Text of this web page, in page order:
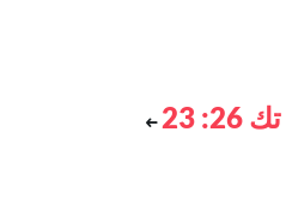
تك 26: 23